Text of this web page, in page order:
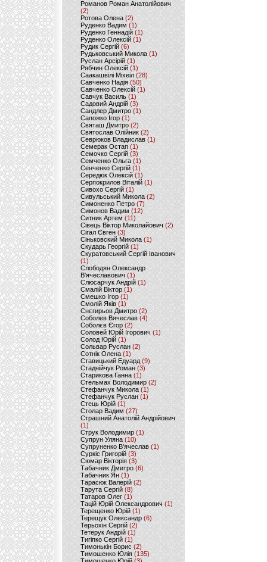
Романов Роман Анатолійович
(2)
Ротова Олена(2)
Руденко Вадим (1)
Руденко Геннадій (1)
Руденко Олексій(1)
Рудик Сергій(6)
Рудьковський Микола (1)
Руслан Арсірій(1)
Рябчин Олексій (1)
Саакашвілі Міхеіл(28)
Савченко Надія (50)
Савченко Олексій(1)
Савчук Василь (1)
Садовий Андрій (3)
Сандлер Дмитро(1)
Сапожко Ігор(1)
Святаш Дмитро (2)
Святослав Олійник (2)
Севрюков Владислав (1)
Семерак Остап (1)
Семочко Сергій (3)
Семченко Ольга (1)
Сенченко Сергій(1)
Середюк Олексій(1)
Серпокрилов Віталій(1)
Сивохо Сергій(1)
Сивульський Микола(2)
Симоненко Петро(7)
Симонов Вадим (12)
Ситник Артем(11)
Сівець Віктор Миколайович(2)
Сігал Євген (3)
Сіньковский Микола(1)
Скударь Георгій (1)
Скуратовський Сергій Іванович
(1)
Слободян Олександр
В'ячеславович(1)
Слюсарчук Андрій(1)
Смалій Віктор (1)
Смешко Ігор (1)
Смолій Яків (1)
Снєгирьов Дмитро (2)
Соболев Вячеслав (4)
Соболєв Єгор(2)
Соловей Юрій Ігорович (1)
Солод Юрій (1)
Сольвар Руслан (2)
Сотнік Олена(1)
Ставицький Едуард (9)
Стаднійчук Роман(3)
Старикова Ганна (1)
Стельмах Володимир(2)
Стефанчук Микола (1)
Стефанчук Руслан (1)
Стець Юрій (1)
Столар Вадим(27)
Страшний Анатолій Андрійович
(1)
Струк Володимир (1)
Супрун Уляна (10)
Супруненко В'ячеслав (1)
Суркіс Григорій (3)
Сюмар Вікторія (3)
Табачник Дмитро (6)
Табачник Ян(1)
Тарасюк Валерій (2)
Тарута Сергій (8)
Татаров Олег(1)
Тацій Юрій Олександрович(1)
Терещенко Юрій(1)
Терещук Олександр(6)
Терьохін Сергій (2)
Тетерук Андрій (1)
Тигіпко Сергій(1)
Тимонькін Борис (2)
Тимошенко Юлія (135)